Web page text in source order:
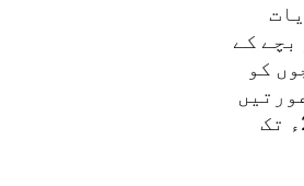
بچے کے
کو
اسکول بھجوا سکیں ۔ پنجاب میں اس کا مطلب ہے131812 عورتیں
برطانیہ کی بدولت یہ رقم ہرماہ حاصل کرسکیں گی۔ یہ رقم 2015ء تک